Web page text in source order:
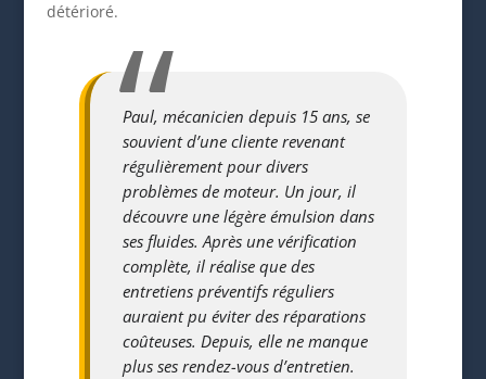
détérioré.
Paul, mécanicien depuis 15 ans, se
souvient d’une cliente revenant
régulièrement pour divers
problèmes de moteur. Un jour, il
découvre une légère émulsion dans
ses fluides. Après une vérification
complète, il réalise que des
entretiens préventifs réguliers
auraient pu éviter des réparations
coûteuses. Depuis, elle ne manque
plus ses rendez-vous d’entretien.